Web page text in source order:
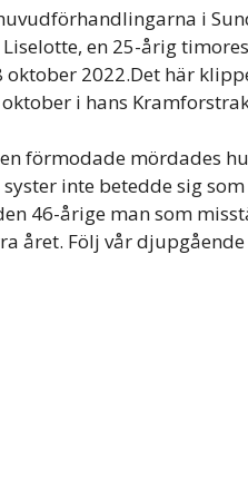
i
en 25-årig
2022.Det här
i hans
förmodade mördades
inte betedde sig
46-årige man som
året. Följ vår